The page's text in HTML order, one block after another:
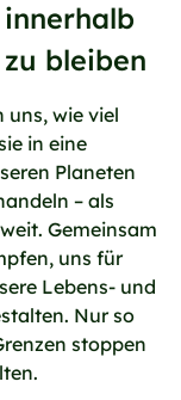
bleiben
uns, wie viel
in eine
Planeten
– als
Gemeinsam
uns für
Lebens- und
Nur so
stoppen